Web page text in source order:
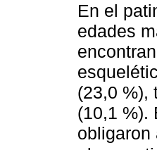
En el
edades
(23,0 %),
(10,1 %).
obligaron